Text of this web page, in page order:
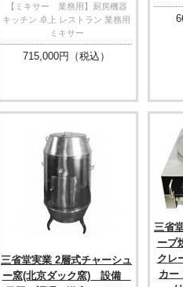
【ミキサー 業務用】厨房機器
キッチン 卓上 レストラン 業務用
ミキサー
715,000円（税込）
三省堂実業 2層式チャーシュ
ー窯(北京ダック窯) 設備
三省
ープ
クレ
カー